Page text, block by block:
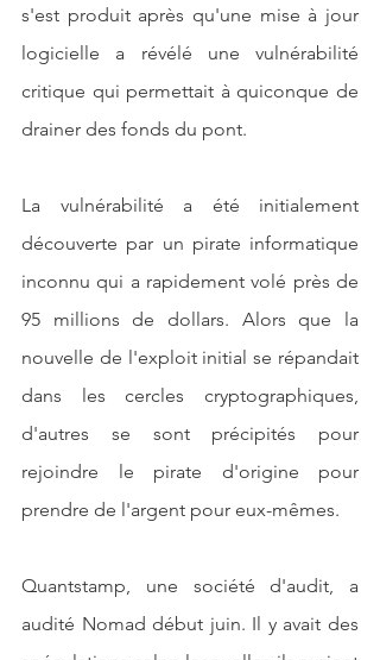
s'est produit après qu'une mise à jour
logicielle a révélé une vulnérabilité
critique qui permettait à quiconque de
drainer des fonds du pont.
La vulnérabilité a été initialement
découverte par un pirate informatique
inconnu qui a rapidement volé près de
95 millions de dollars. Alors que la
nouvelle de l'exploit initial se répandait
dans les cercles cryptographiques,
d'autres se sont précipités pour
rejoindre le pirate d'origine pour
prendre de l'argent pour eux-mêmes.
Quantstamp, une société d'audit, a
audité Nomad début juin. Il y avait des